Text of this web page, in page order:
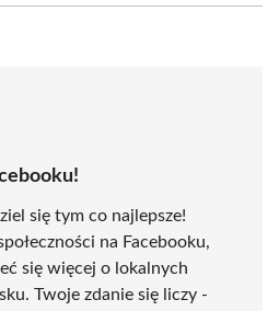
się tym co najlepsze!
na Facebooku,
się więcej o lokalnych
Twoje zdanie się liczy -